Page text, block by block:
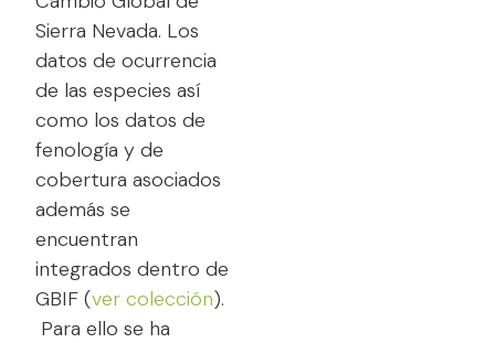
Sierra Nevada. Los
datos de ocurrencia
de las especies así
como los datos de
fenología y de
cobertura asociados
además se
encuentran
integrados dentro de
GBIF (ver colección).
Para ello se ha